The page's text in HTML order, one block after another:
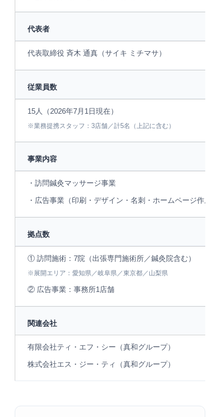
代表者
代表取締役 斉木 通真（サイキ ミチマサ）
従業員数
15人（2026年7月1日現在）
※業務提携スタッフ：3店舗／計5名（上記に含む）
事業内容
・訪問鍼灸マッサージ事業
・広告事業（印刷・デザイン・名刺・ホームページ作成）
拠点数
① 訪問施術：7院（出張専門施術所／鍼灸院含む）
※展開エリア：愛知県／岐阜県／東京都／山梨県
② 広告事業：事務所1店舗
関連会社
有限会社ティ・エフ・シー（真和グループ）
株式会社エス・ジー・ティ（真和グループ）